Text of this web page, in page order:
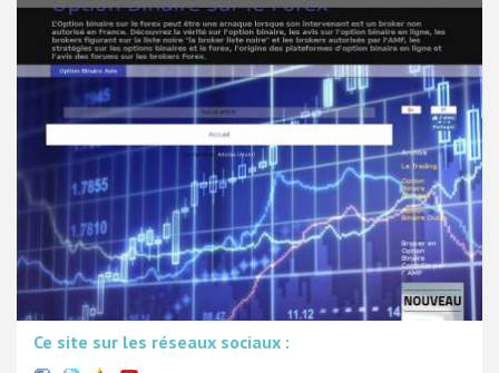
Ce site sur les réseaux sociaux :